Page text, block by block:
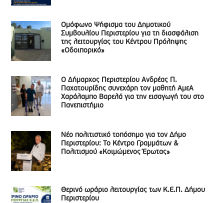
Ομόφωνο Ψήφισμα του Δημοτικού
Συμβουλίου Περιστερίου για τη διασφάλιση
της λειτουργίας του Κέντρου Πρόληψης
«Οδοιπορικό»
Ο Δήμαρχος Περιστερίου Ανδρέας Π.
Παχατουρίδης συνεχάρη τον μαθητή ΑμεΑ
Χαράλαμπο Βαρελά για την εισαγωγή του στο
Πανεπιστήμιο
Νέο πολιτιστικό τοπόσημο για τον Δήμο
Περιστερίου: Το Κέντρο Γραμμάτων &
Πολιτισμού «Κοιμώμενος Έρωτας»
Θερινό ωράριο λειτουργίας των Κ.Ε.Π. Δήμου
Περιστερίου